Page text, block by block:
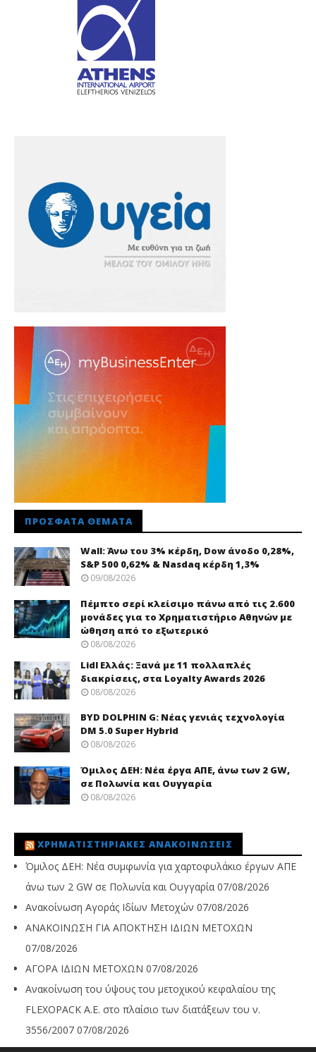
ΠΡΌΣΦΑΤΑ ΘΈΜΑΤΑ
Wall: Άνω του 3% κέρδη, Dow άνοδο 0,28%,
S&P 500 0,62% & Nasdaq κέρδη 1,3%
09/08/2026
Πέμπτο σερί κλείσιμο πάνω από τις 2.600
μονάδες για το Χρηματιστήριο Αθηνών με
ώθηση από το εξωτερικό
08/08/2026
Lidl Ελλάς: Ξανά με 11 πολλαπλές
διακρίσεις, στα Loyalty Awards 2026
08/08/2026
BYD DOLPHIN G: Νέας γενιάς τεχνολογία
DM 5.0 Super Hybrid
08/08/2026
Όμιλος ΔΕΗ: Νέα έργα ΑΠΕ, άνω των 2 GW,
σε Πολωνία και Ουγγαρία
08/08/2026
ΧΡΗΜΑΤΙΣΤΗΡΙΑΚΈΣ ΑΝΑΚΟΙΝΏΣΕΙΣ
Όμιλος ΔΕΗ: Νέα συμφωνία για χαρτοφυλάκιο έργων ΑΠΕ
άνω των 2 GW σε Πολωνία και Ουγγαρία 07/08/2026
Ανακοίνωση Αγοράς Ιδίων Μετοχών 07/08/2026
ΑΝΑΚΟΙΝΩΣΗ ΓΙΑ ΑΠΟΚΤΗΣΗ ΙΔΙΩΝ ΜΕΤΟΧΩΝ
07/08/2026
ΑΓΟΡΑ ΙΔΙΩΝ ΜΕΤΟΧΩΝ 07/08/2026
Ανακοίνωση του ύψους του μετοχικού κεφαλαίου της
FLEXOPACK A.E. στο πλαίσιο των διατάξεων του ν.
3556/2007 07/08/2026